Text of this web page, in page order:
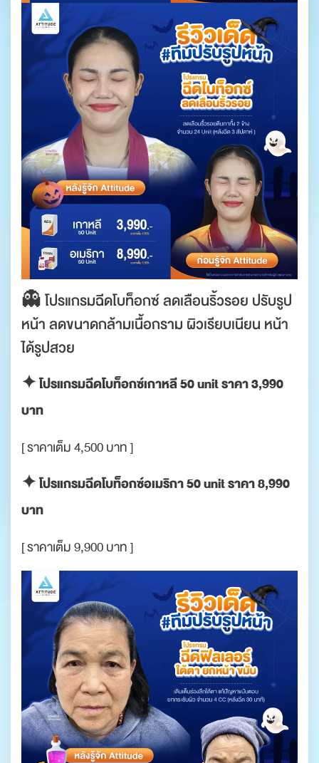
👻 โปรแกรมฉีดโบท็อกซ์ ลดเลือนริ้วรอย ปรับรูป
หน้า ลดขนาดกล้ามเนื้อกราม ผิวเรียบเนียน หน้า
ได้รูปสวย
✦ โปรแกรมฉีดโบท็อกซ์เกาหลี 50 unit ราคา 3,990
บาท
[ ราคาเต็ม 4,500 บาท ]
✦ โปรแกรมฉีดโบท็อกซ์อเมริกา 50 unit ราคา 8,990
บาท
[ ราคาเต็ม 9,900 บาท ]